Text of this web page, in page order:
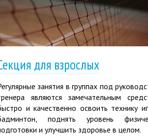
для взрослых
занятия в группах под
являются замечательным
и качественно освоить технику
поднять уровень
и улучшить здоровье в целом.